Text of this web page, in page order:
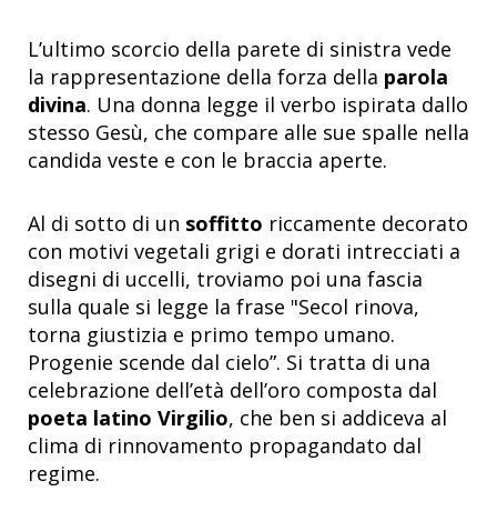
L’ultimo scorcio della parete di sinistra vede
la rappresentazione della forza della parola
divina. Una donna legge il verbo ispirata dallo
stesso Gesù, che compare alle sue spalle nella
candida veste e con le braccia aperte.
Al di sotto di un soffitto riccamente decorato
con motivi vegetali grigi e dorati intrecciati a
disegni di uccelli, troviamo poi una fascia
sulla quale si legge la frase "Secol rinova,
torna giustizia e primo tempo umano.
Progenie scende dal cielo”. Si tratta di una
celebrazione dell’età dell’oro composta dal
poeta latino Virgilio, che ben si addiceva al
clima di rinnovamento propagandato dal
regime.